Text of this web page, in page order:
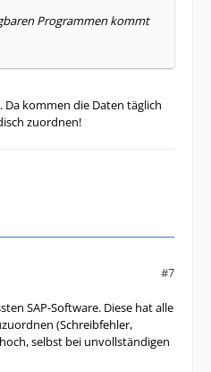
Programmen kommt
kommen die Daten täglich
zuordnen!
#7
SAP-Software. Diese hat alle
(Schreibfehler,
selbst bei unvollständigen